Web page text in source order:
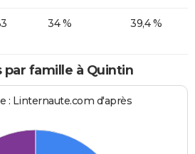
34 % 39,4 %
famille à Quintin
: Linternaute.com d'après